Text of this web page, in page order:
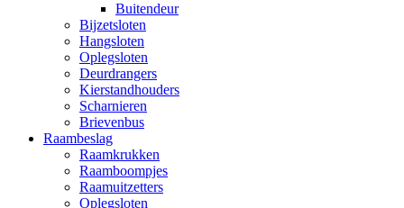
Buitendeur
Bijzetsloten
Hangsloten
Oplegsloten
Deurdrangers
Kierstandhouders
Scharnieren
Brievenbus
Raambeslag
Raamkrukken
Raamboompjes
Raamuitzetters
Oplegsloten